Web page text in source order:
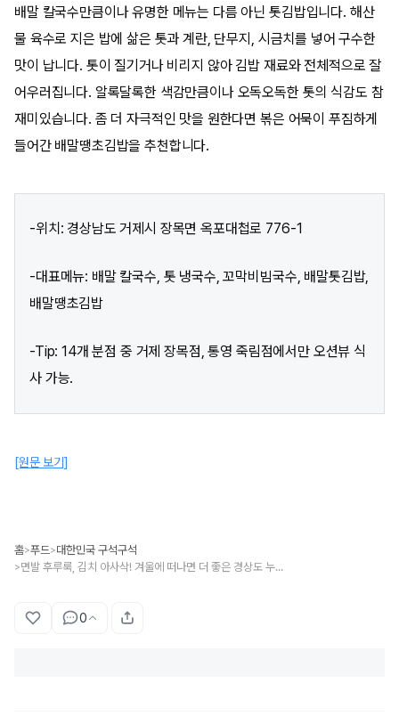
배말 칼국수만큼이나 유명한 메뉴는 다름 아닌 톳김밥입니다. 해산
물 육수로 지은 밥에 삶은 톳과 계란, 단무지, 시금치를 넣어 구수한
맛이 납니다. 톳이 질기거나 비리지 않아 김밥 재료와 전체적으로 잘
어우러집니다. 알록달록한 색감만큼이나 오독오독한 톳의 식감도 참
재미있습니다. 좀 더 자극적인 맛을 원한다면 볶은 어묵이 푸짐하게
들어간 배말땡초김밥을 추천합니다.
-위치: 경상남도 거제시 장목면 옥포대첩로 776-1
-대표메뉴: 배말 칼국수, 톳 냉국수, 꼬막비빔국수, 배말톳김밥,
배말땡초김밥
-Tip: 14개 분점 중 거제 장목점, 통영 죽림점에서만 오션뷰 식
사 가능.
[원문 보기]
홈>푸드>대한민국 구석구석
> 면발 후루룩, 김치 아사삭! 겨울에 떠나면 더 좋은 경상도 누들로드
0